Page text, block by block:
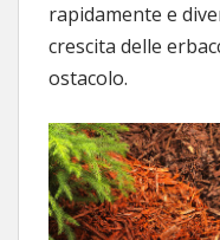
rapidamente e
crescita delle
ostacolo.